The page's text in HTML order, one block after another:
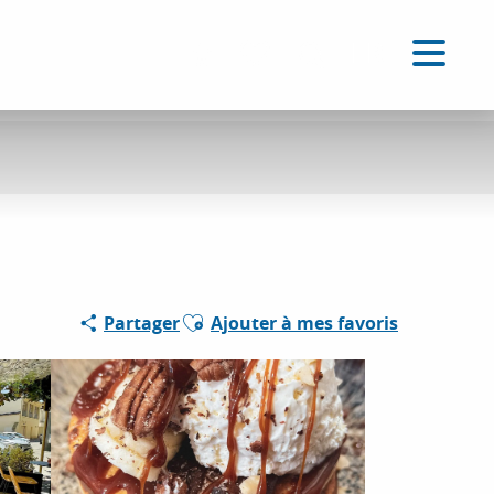
PartagerAjouter aux favoris
Ajouter à mes favoris